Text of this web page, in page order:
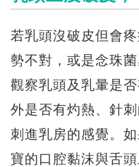
若乳頭沒破皮但會
勢不對，或是念珠
觀察乳頭及乳暈是
外是否有灼熱、針
刺進乳房的感覺。
寶的口腔黏沫與舌